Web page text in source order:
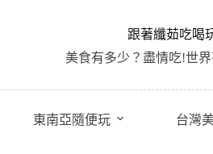
跟著纖茹吃喝
美食有多少？盡情吃!世
東南亞隨便玩 台灣